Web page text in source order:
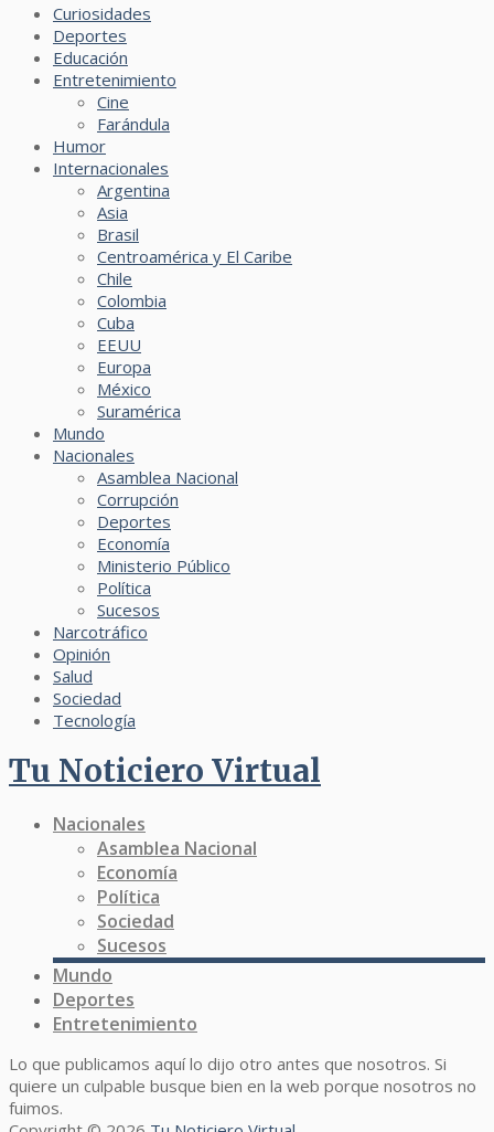
Curiosidades
Deportes
Educación
Entretenimiento
Cine
Farándula
Humor
Internacionales
Argentina
Asia
Brasil
Centroamérica y El Caribe
Chile
Colombia
Cuba
EEUU
Europa
México
Suramérica
Mundo
Nacionales
Asamblea Nacional
Corrupción
Deportes
Economía
Ministerio Público
Política
Sucesos
Narcotráfico
Opinión
Salud
Sociedad
Tecnología
Tu Noticiero Virtual
Nacionales
Asamblea Nacional
Economía
Política
Sociedad
Sucesos
Mundo
Deportes
Entretenimiento
Lo que publicamos aquí lo dijo otro antes que nosotros. Si
quiere un culpable busque bien en la web porque nosotros no
fuimos.